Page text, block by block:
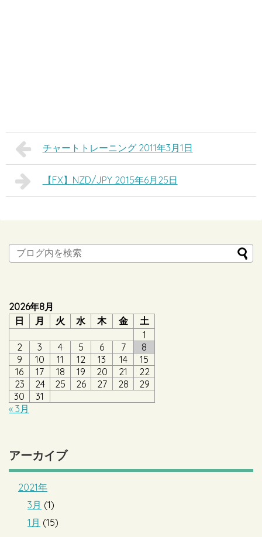
チャートトレーニング 2011年3月1日
【FX】NZD/JPY 2015年6月25日
2026年8月
日
月 火 水 木 金
土
1
2
3 4 5 6 7
8
9
10 11 12 13 14
15
16
17 18 19 20 21
22
23
24 25 26 27 28
29
30
31
« 3月
アーカイブ
2021年
3月 (1)
1月 (15)